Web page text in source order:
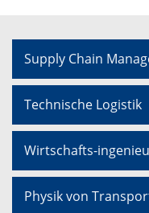
Supply Chain
Technische Logistik
Wirtschafts-
Physik von